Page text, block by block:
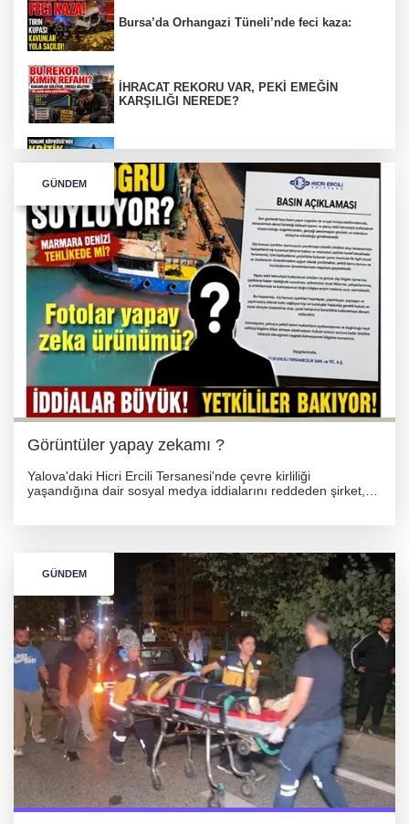
Bursa’da Orhangazi Tüneli’nde feci kaza:
İHRACAT REKORU VAR, PEKİ EMEĞİN
KARŞILIĞI NEREDE?
TONAMİ KÖPRÜSÜ'NDE PANİK!
GÜNEY MARMARA OTOYOLU İMAR
PLANLARI ASKIDA!
GÜNEY MARMARA OTOYOLU İMAR
PLANLARI ASKIDA!
256 PARÇA ESER ELE GEÇİRİLDİ
GÜNDEM
Görüntüler yapay zekamı ?
Yalova'daki Hicri Ercili Tersanesi'nde çevre kirliliği
yaşandığına dair sosyal medya iddialarını reddeden şirket,
GÜNDEM